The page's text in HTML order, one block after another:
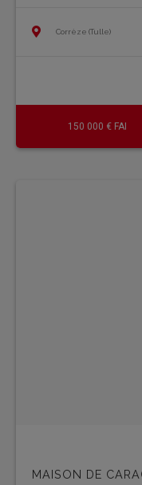
Corrèze (Tulle)
150 000 € FAI
MAISON DE